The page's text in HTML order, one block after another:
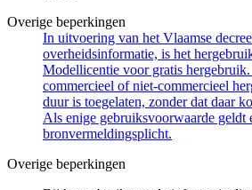
Overige beperkingen
In uitvoering van het Vlaamse
overheidsinformatie, is het
Modellicentie voor gratis
commercieel of niet-commercieel
duur is toegelaten, zonder dat daar
Als enige gebruiksvoorwaarde geldt
bronvermeldingsplicht.
Overige beperkingen